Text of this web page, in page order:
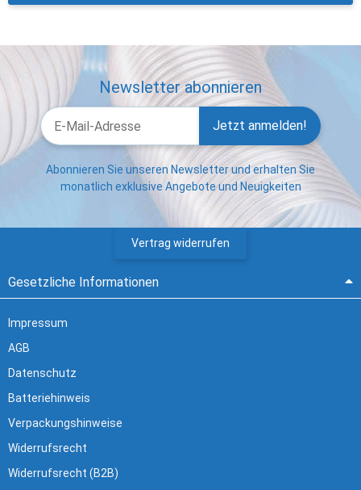
Newsletter abonnieren
Jetzt anmelden!
Abonnieren Sie unseren Newsletter und erhalten Sie
monatlich exklusive Angebote und Neuigkeiten
Vertrag widerrufen
Gesetzliche Informationen
Impressum
AGB
Datenschutz
Batteriehinweis
Verpackungshinweise
Widerrufsrecht
Widerrufsrecht (B2B)